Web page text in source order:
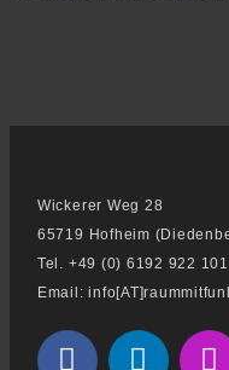
Wickerer Weg 28
65719 Hofheim
Tel. +49 (0) 6192 922
Email: